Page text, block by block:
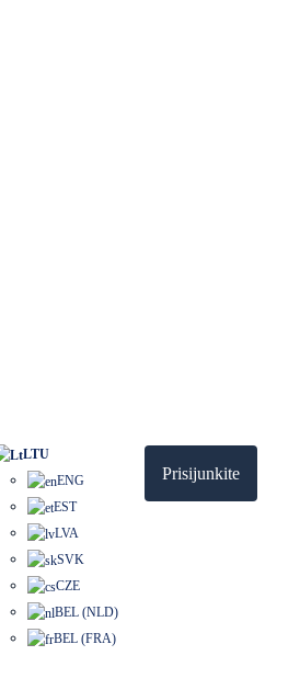
LTU
ENG
EST
LVA
SVK
CZE
BEL (NLD)
BEL (FRA)
Prisijunkite